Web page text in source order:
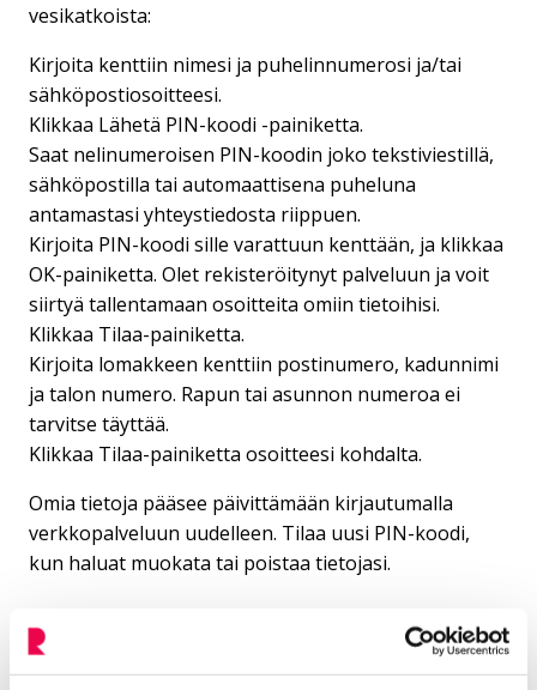
vesikatkoista:
Kirjoita kenttiin nimesi ja puhelinnumerosi ja/tai
sähköpostiosoitteesi.
Klikkaa Lähetä PIN-koodi -painiketta.
Saat nelinumeroisen PIN-koodin joko tekstiviestillä,
sähköpostilla tai automaattisena puheluna
antamastasi yhteystiedosta riippuen.
Kirjoita PIN-koodi sille varattuun kenttään, ja klikkaa
OK-painiketta. Olet rekisteröitynyt palveluun ja voit
siirtyä tallentamaan osoitteita omiin tietoihisi.
Klikkaa Tilaa-painiketta.
Kirjoita lomakkeen kenttiin postinumero, kadunnimi
ja talon numero. Rapun tai asunnon numeroa ei
tarvitse täyttää.
Klikkaa Tilaa-painiketta osoitteesi kohdalta.
Omia tietoja pääsee päivittämään kirjautumalla
verkkopalveluun uudelleen. Tilaa uusi PIN-koodi,
kun haluat muokata tai poistaa tietojasi.
Häiriökartta